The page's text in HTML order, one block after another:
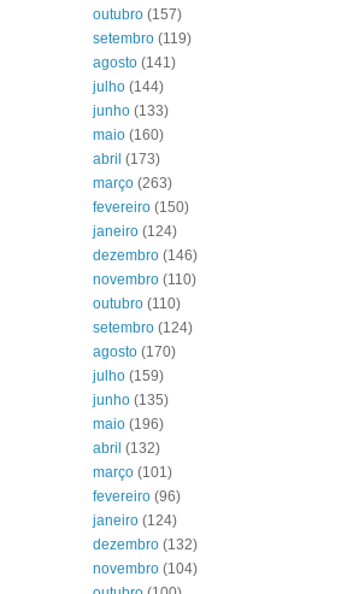
outubro (157)
setembro (119)
agosto (141)
julho (144)
junho (133)
maio (160)
abril (173)
março (263)
fevereiro (150)
janeiro (124)
dezembro (146)
novembro (110)
outubro (110)
setembro (124)
agosto (170)
julho (159)
junho (135)
maio (196)
abril (132)
março (101)
fevereiro (96)
janeiro (124)
dezembro (132)
novembro (104)